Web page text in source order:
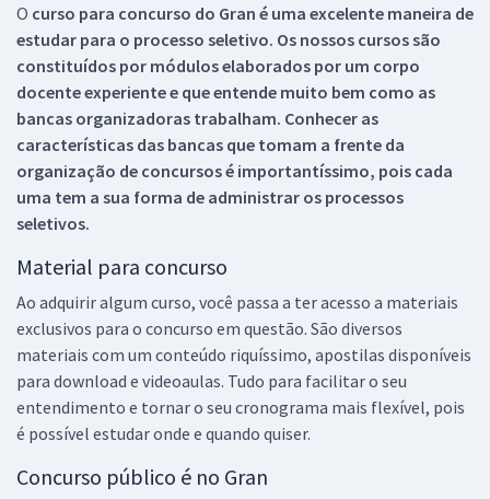
O curso para concurso do Gran é uma excelente maneira de
estudar para o processo seletivo. Os nossos cursos são
constituídos por módulos elaborados por um corpo
docente experiente e que entende muito bem como as
bancas organizadoras trabalham. Conhecer as
características das bancas que tomam a frente da
organização de concursos é importantíssimo, pois cada
uma tem a sua forma de administrar os processos
seletivos.
Material para concurso
Ao adquirir algum curso, você passa a ter acesso a materiais
exclusivos para o concurso em questão. São diversos
materiais com um conteúdo riquíssimo, apostilas disponíveis
para download e videoaulas. Tudo para facilitar o seu
entendimento e tornar o seu cronograma mais flexível, pois
é possível estudar onde e quando quiser.
Concurso público é no Gran